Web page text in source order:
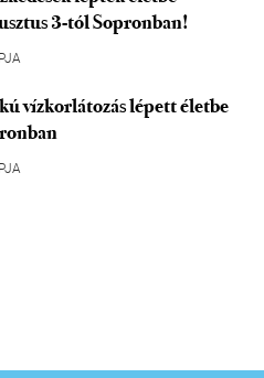
3-tól Sopronban!
vízkorlátozás lépett életbe